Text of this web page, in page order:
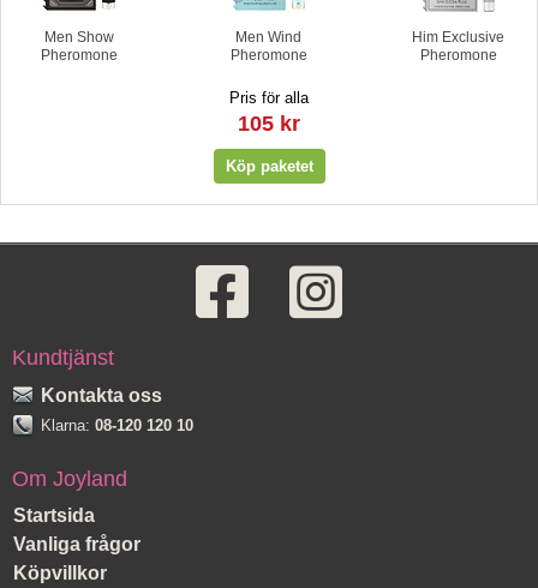
Men Show
Pheromone
Men Wind
Pheromone
Him Exclusive
Pheromone
Pris för alla
105 kr
Kundtjänst
Kontakta oss
Klarna: 08-120 120 10
Om Joyland
Startsida
Vanliga frågor
Köpvillkor